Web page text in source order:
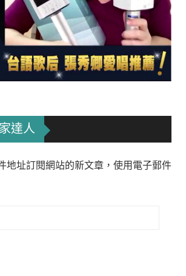
達人
地址訂閱網站的新文章，使用電子郵件